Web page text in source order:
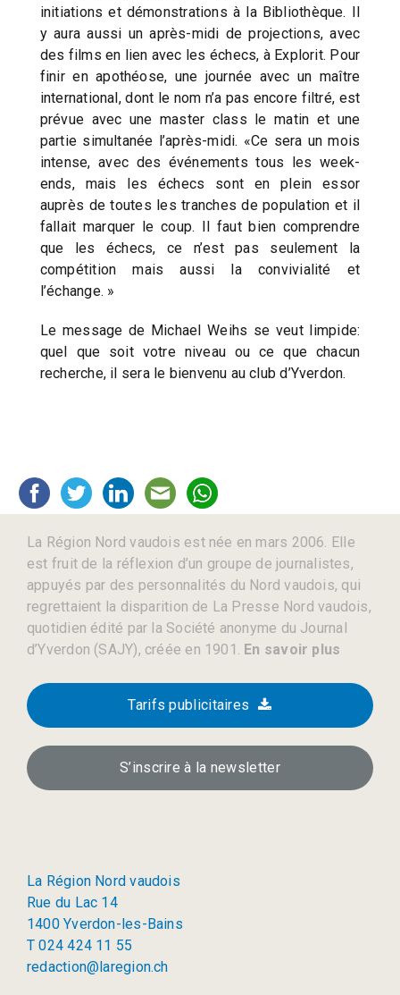
initiations et démonstrations à la Bibliothèque. Il
y aura aussi un après-midi de projections, avec
des films en lien avec les échecs, à Explorit. Pour
finir en apothéose, une journée avec un maître
international, dont le nom n’a pas encore filtré, est
prévue avec une master class le matin et une
partie simultanée l’après-midi. «Ce sera un mois
intense, avec des événements tous les week-
ends, mais les échecs sont en plein essor
auprès de toutes les tranches de population et il
fallait marquer le coup. Il faut bien comprendre
que les échecs, ce n’est pas seulement la
compétition mais aussi la convivialité et
l’échange. »
Le message de Michael Weihs se veut limpide:
quel que soit votre niveau ou ce que chacun
recherche, il sera le bienvenu au club d’Yverdon.
La Région Nord vaudois est née en mars 2006. Elle
est fruit de la réflexion d’un groupe de journalistes,
appuyés par des personnalités du Nord vaudois, qui
regrettaient la disparition de La Presse Nord vaudois,
quotidien édité par la Société anonyme du Journal
d’Yverdon (SAJY), créée en 1901. En savoir plus
Tarifs publicitaires
S’inscrire à la newsletter
La Région Nord vaudois
Rue du Lac 14
1400 Yverdon-les-Bains
T 024 424 11 55
redaction@laregion.ch